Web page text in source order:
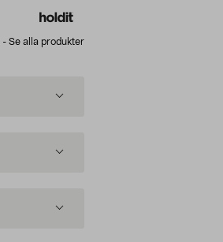
- Se alla produkter